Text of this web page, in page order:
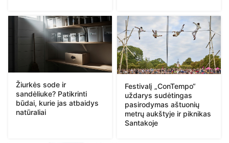
Žiurkės sode ir
sandėliuke? Patikrinti
būdai, kurie jas atbaidys
natūraliai
Festivalį „ConTempo“
uždarys sudėtingas
pasirodymas aštuonių
metrų aukštyje ir piknikas
Santakoje